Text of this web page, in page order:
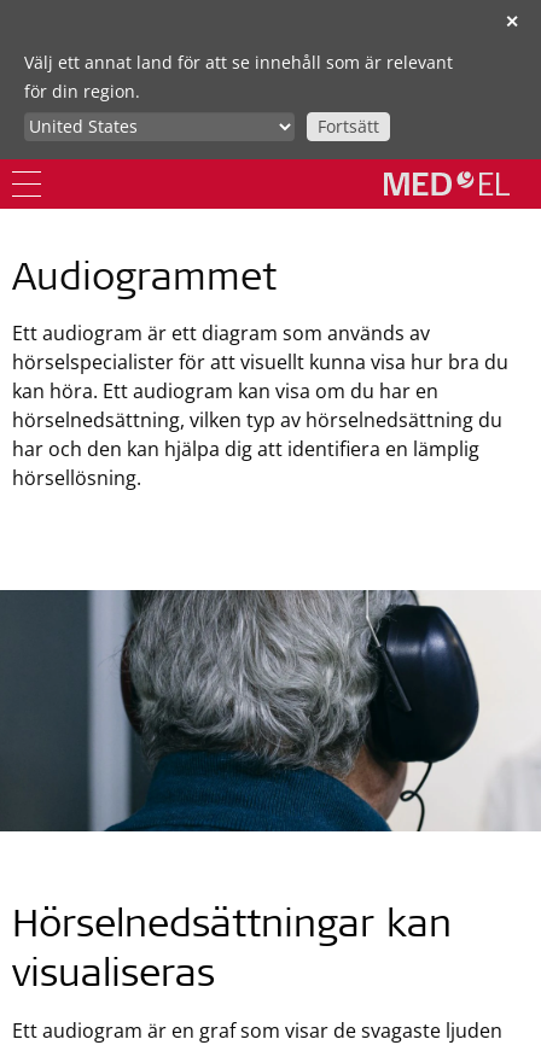
✕
Välj ett annat land för att se innehåll som är relevant
för din region.
Fortsätt
Audiogrammet
Ett audiogram är ett diagram som används av
hörselspecialister för att visuellt kunna visa hur bra du
kan höra. Ett audiogram kan visa om du har en
hörselnedsättning, vilken typ av hörselnedsättning du
har och den kan hjälpa dig att identifiera en lämplig
hörsellösning.
Hörselnedsättningar kan
visualiseras
Ett audiogram är en graf som visar de svagaste ljuden